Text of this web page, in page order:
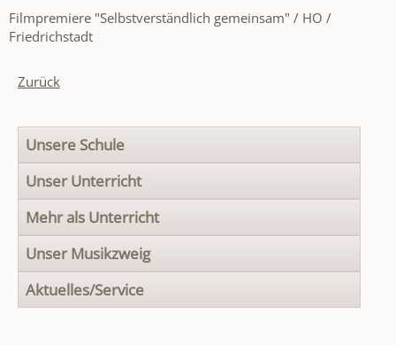
Filmpremiere "Selbstverständlich gemeinsam" / HO /
Friedrichstadt
Zurück
Navigation
überspringen
Unsere Schule
Unser Unterricht
Mehr als Unterricht
Unser Musikzweig
Aktuelles/Service